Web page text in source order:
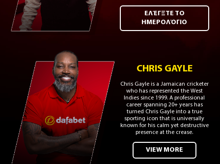
ΕΛΈΓΞΤΕ ΤΟ
ΗΜΕΡΟΛΌΓΙΟ
CHRIS GAYLE
Chris Gayle is a Jamaican cricketer
who has represented the West
Indies since 1999. A professional
career spanning 20+ years has
turned Chris Gayle into a true
sporting icon that is universally
known for his calm yet destructive
presence at the crease.
VIEW MORE